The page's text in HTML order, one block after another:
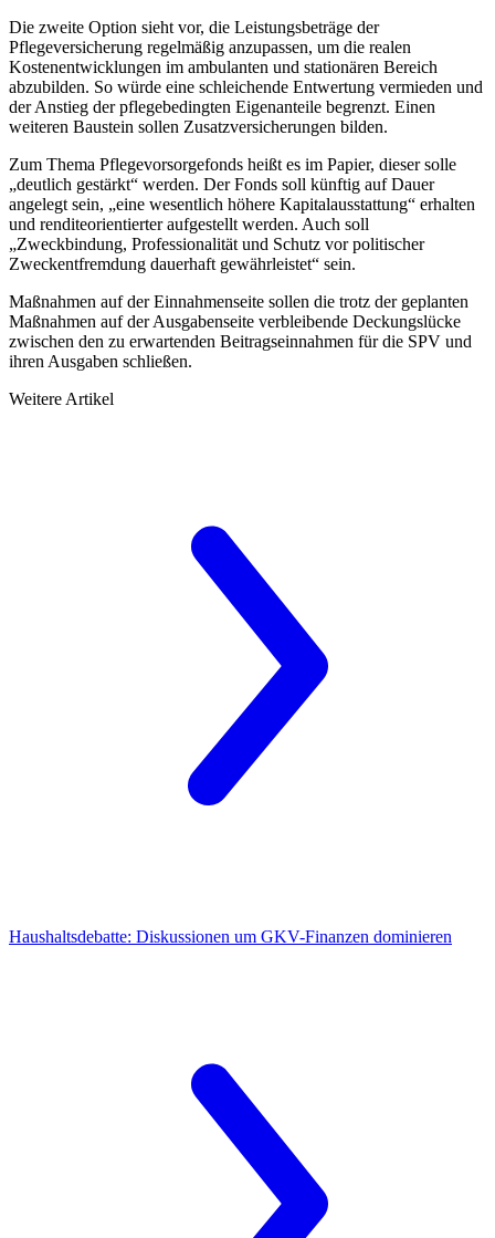
Die zweite Option sieht vor, die Leistungsbeträge der
Pflegeversicherung regelmäßig anzupassen, um die realen
Kostenentwicklungen im ambulanten und stationären Bereich
abzubilden. So würde eine schleichende Entwertung vermieden und
der Anstieg der pflegebedingten Eigenanteile begrenzt. Einen
weiteren Baustein sollen Zusatzversicherungen bilden.
Zum Thema Pflegevorsorgefonds heißt es im Papier, dieser solle
„deutlich gestärkt“ werden. Der Fonds soll künftig auf Dauer
angelegt sein, „eine wesentlich höhere Kapitalausstattung“ erhalten
und renditeorientierter aufgestellt werden. Auch soll
„Zweckbindung, Professionalität und Schutz vor politischer
Zweckentfremdung dauerhaft gewährleistet“ sein.
Maßnahmen auf der Einnahmenseite sollen die trotz der geplanten
Maßnahmen auf der Ausgabenseite verbleibende Deckungslücke
zwischen den zu erwartenden Beitragseinnahmen für die SPV und
ihren Ausgaben schließen.
Weitere Artikel
Haushaltsdebatte: Diskussionen um GKV-Finanzen dominieren